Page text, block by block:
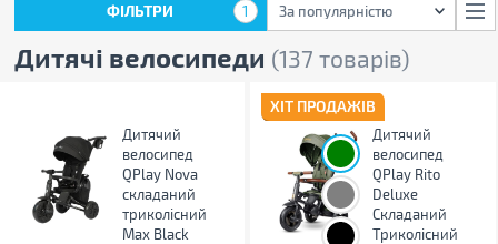
Дитячі велосипеди (137 товарів)
ФІЛЬТРИ 1 За популярністю
Дитячий
велосипед
QPlay Nova
складаний
триколісний
Max Black
ХІТ ПРОДАЖІВ
Дитячий
велосипед
QPlay Rito
Deluxe
Складаний
Триколісний